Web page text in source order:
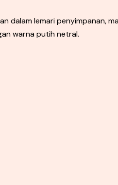
dalam lemari penyimpanan,
warna putih netral.